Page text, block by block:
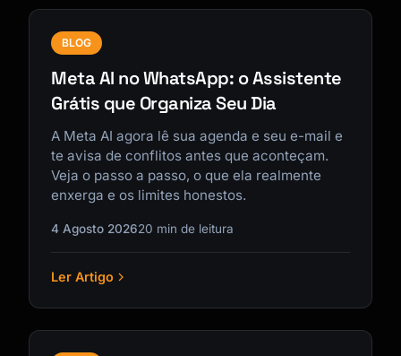
BLOG
Meta AI no WhatsApp: o Assistente
Grátis que Organiza Seu Dia
A Meta AI agora lê sua agenda e seu e-mail e
te avisa de conflitos antes que aconteçam.
Veja o passo a passo, o que ela realmente
enxerga e os limites honestos.
4 Agosto 202620 min de leitura
Ler Artigo